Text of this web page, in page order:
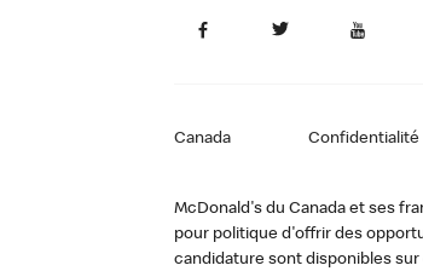
Canada Confidentialité
McDonald's du Canada et ses
pour politique d'offrir des
candidature sont disponibles